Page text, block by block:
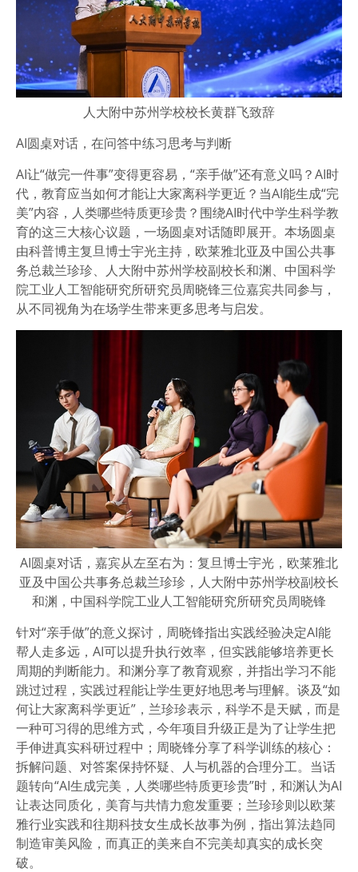
人大附中苏州学校校长黄群飞致辞
AI圆桌对话，在问答中练习思考与判断
AI让“做完一件事”变得更容易，“亲手做”还有意义吗？AI时
代，教育应当如何才能让大家离科学更近？当AI能生成“完
美”内容，人类哪些特质更珍贵？围绕AI时代中学生科学教
育的这三大核心议题，一场圆桌对话随即展开。本场圆桌
由科普博主复旦博士宇光主持，欧莱雅北亚及中国公共事
务总裁兰珍珍、人大附中苏州学校副校长和渊、中国科学
院工业人工智能研究所研究员周晓锋三位嘉宾共同参与，
从不同视角为在场学生带来更多思考与启发。
AI圆桌对话，嘉宾从左至右为：复旦博士宇光，欧莱雅北
亚及中国公共事务总裁兰珍珍，人大附中苏州学校副校长
和渊，中国科学院工业人工智能研究所研究员周晓锋
针对“亲手做”的意义探讨，周晓锋指出实践经验决定AI能
帮人走多远，AI可以提升执行效率，但实践能够培养更长
周期的判断能力。和渊分享了教育观察，并指出学习不能
跳过过程，实践过程能让学生更好地思考与理解。谈及“如
何让大家离科学更近”，兰珍珍表示，科学不是天赋，而是
一种可习得的思维方式，今年项目升级正是为了让学生把
手伸进真实科研过程中；周晓锋分享了科学训练的核心：
拆解问题、对答案保持怀疑、人与机器的合理分工。当话
题转向“AI生成完美，人类哪些特质更珍贵”时，和渊认为AI
让表达同质化，美育与共情力愈发重要；兰珍珍则以欧莱
雅行业实践和往期科技女生成长故事为例，指出算法趋同
制造审美风险，而真正的美来自不完美却真实的成长突
破。